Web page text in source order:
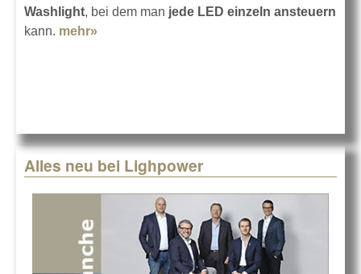
Washlight, bei dem man jede LED einzeln ansteuern
kann. mehr»
Alles neu bei Lighpower